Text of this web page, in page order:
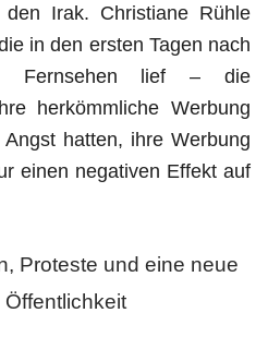
Irak. Christiane Rühle
in den ersten Tagen nach
Fernsehen lief – die
herkömmliche Werbung
hatten, ihre Werbung
einen negativen Effekt auf
Proteste und eine neue
Öffentlichkeit